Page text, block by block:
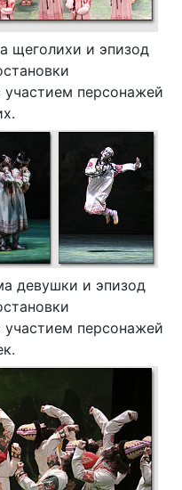
щеголихи и эпизод
участием персонажей
девушки и эпизод
участием персонажей